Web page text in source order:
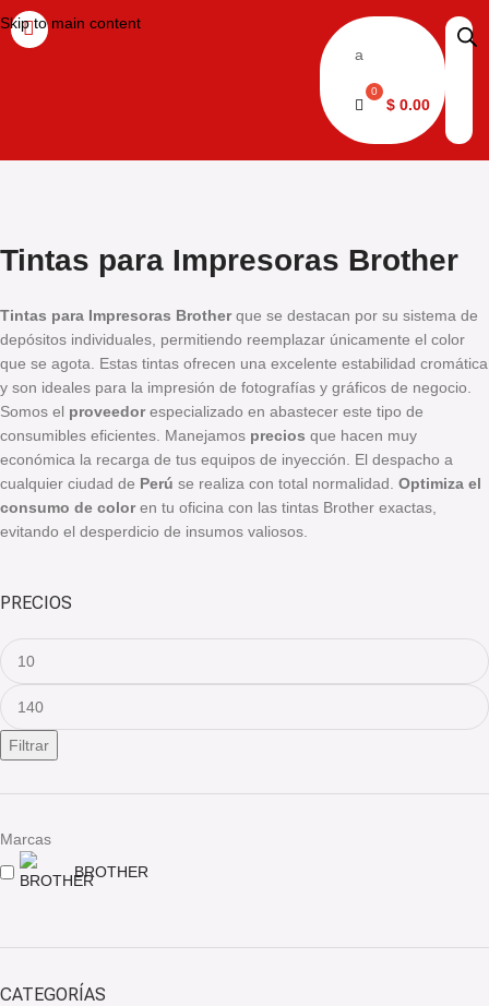
Skip to main content
a
$ 0.00
Tintas para Impresoras Brother
Tintas para Impresoras Brotherque se destacan por su sistema de
depósitos individuales, permitiendo reemplazar únicamente el color
que se agota. Estas tintas ofrecen una excelente estabilidad cromática
y son ideales para la impresión de fotografías y gráficos de negocio.
Somos el proveedorespecializado en abastecer este tipo de
consumibles eficientes. Manejamos precios que hacen muy
económica la recarga de tus equipos de inyección. El despacho a
cualquier ciudad de Perú se realiza con total normalidad. Optimiza el
consumo de coloren tu oficina con las tintas Brother exactas,
evitando el desperdicio de insumos valiosos.
PRECIOS
Filtrar
Marcas
BROTHER
CATEGORÍAS